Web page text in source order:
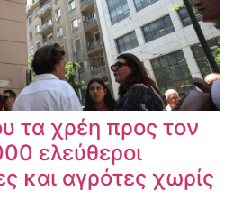
τα χρέη προς τον
ελεύθεροι
και αγρότες χωρίς